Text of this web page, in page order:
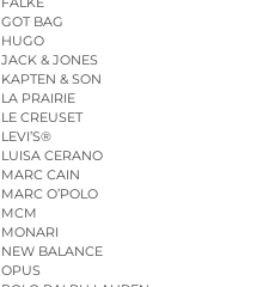
GOT BAG
HUGO
JACK & JONES
KAPTEN & SON
LA PRAIRIE
LE CREUSET
LEVI’S®
LUISA CERANO
MARC CAIN
MARC O’POLO
MCM
MONARI
NEW BALANCE
OPUS